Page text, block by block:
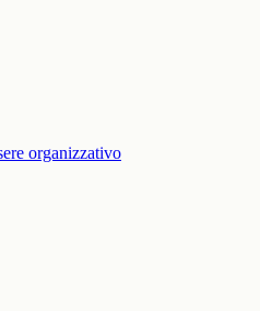
organizzativo